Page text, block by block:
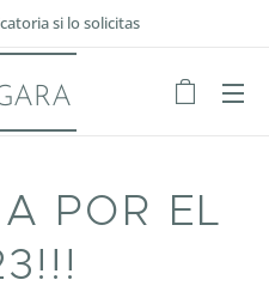
si lo solicitas
A POR EL